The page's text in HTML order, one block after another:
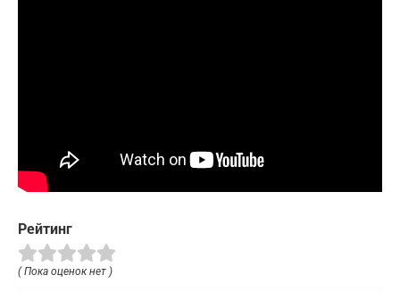
Рейтинг
( Пока оценок нет )